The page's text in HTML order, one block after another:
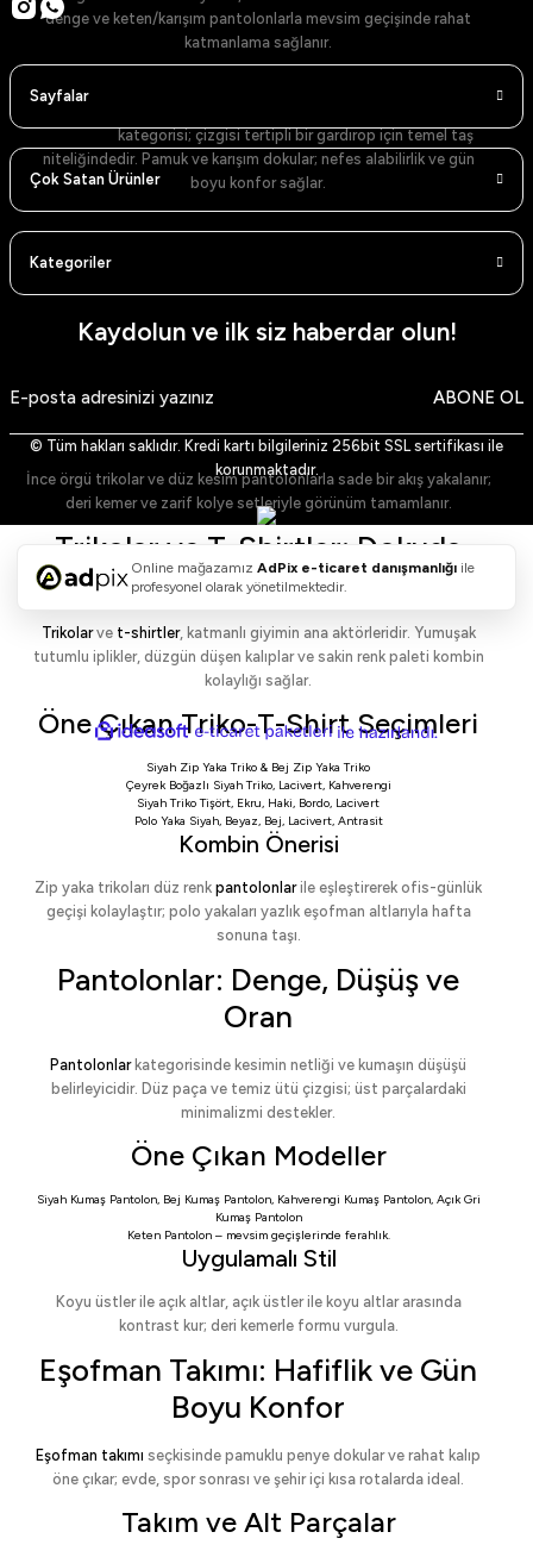
denge ve keten/karışım pantolonlarla mevsim geçişinde rahat
katmanlama sağlanır.
Gömlekler: Net Yaka, Temiz Duruş
kategorisi; çizgisi tertipli bir gardırop için temel taş
niteliğindedir. Pamuk ve karışım dokular; nefes alabilirlik ve gün
boyu konfor sağlar.
Renk Skalası ve Modeller
Siyah Gömlek (Dik Yaka)
– akşam stilinde net siluet.
Beyaz Gömlek (Klasik Yaka)– resmi görünüm.
Açık Mavi Gömlek
Stil Notu
İnce örgü trikolar ve düz kesim pantolonlarla sade bir akış yakalanır;
deri kemer ve zarif kolye setleriyle görünüm tamamlanır.
Trikolar ve T-Shirtler: Dokuda
Konfor, Formda Netlik
Trikolarve t-shirtler, katmanlı giyimin ana aktörleridir. Yumuşak
tutumlu iplikler, düzgün düşen kalıplar ve sakin renk paleti kombin
kolaylığı sağlar.
Öne Çıkan Triko-T-Shirt Seçimleri
Siyah Zip Yaka Triko & Bej Zip Yaka Triko
Çeyrek Boğazlı Siyah Triko, Lacivert, Kahverengi
Siyah Triko Tişört, Ekru, Haki, Bordo, Lacivert
Polo Yaka Siyah, Beyaz, Bej, Lacivert, Antrasit
Kombin Önerisi
Zip yaka trikoları düz renk pantolonlarile eşleştirerek ofis-günlük
geçişi kolaylaştır; polo yakaları yazlık eşofman altlarıyla hafta
sonuna taşı.
Pantolonlar: Denge, Düşüş ve
Oran
Pantolonlarkategorisinde kesimin netliği ve kumaşın düşüşü
belirleyicidir. Düz paça ve temiz ütü çizgisi; üst parçalardaki
minimalizmi destekler.
Öne Çıkan Modeller
Siyah Kumaş Pantolon, Bej Kumaş Pantolon, Kahverengi Kumaş Pantolon, Açık Gri
Kumaş Pantolon
Keten Pantolon– mevsim geçişlerinde ferahlık.
Uygulamalı Stil
Koyu üstler ile açık altlar, açık üstler ile koyu altlar arasında
kontrast kur; deri kemerle formu vurgula.
Eşofman Takımı: Hafiflik ve Gün
Boyu Konfor
Eşofman takımı seçkisinde pamuklu penye dokular ve rahat kalıp
öne çıkar; evde, spor sonrası ve şehir içi kısa rotalarda ideal.
Takım ve Alt Parçalar
Sayfalar
Çok Satan Ürünler
Kategoriler
Kaydolun ve ilk siz haberdar olun!
ABONE OL
© Tüm hakları saklıdır. Kredi kartı bilgileriniz 256bit SSL sertifikası ile
korunmaktadır.
Online mağazamız AdPix e-ticaret danışmanlığı ile
profesyonel olarak yönetilmektedir.
ideasoft
e-
paketleri
ile